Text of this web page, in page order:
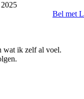
Bel met
wat ik zelf al voel.